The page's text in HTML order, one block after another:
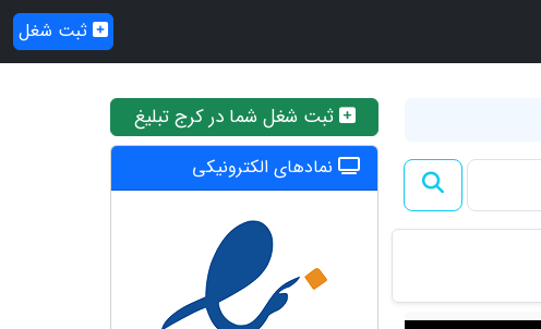
ثبت شغل
ثبت شغل شما در کرج تبلیغ
نمادهای الکترونیکی